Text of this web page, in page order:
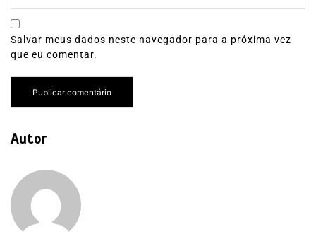
Salvar meus dados neste navegador para a próxima vez
que eu comentar.
Autor